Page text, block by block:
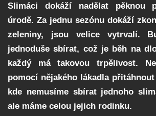
Slimáci dokáží nadělat pěknou
úrodě. Za jednu sezónu dokáží
zeleniny, jsou velice vytrvalí.
jednoduše sbírat, což je běh na
každý má takovou trpělivost.
pomocí nějakého lákadla
kde nemusíme sbírat jednoho
ale máme celou jejich rodinku.